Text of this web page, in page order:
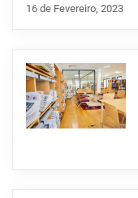
16 de Fevereiro, 2023